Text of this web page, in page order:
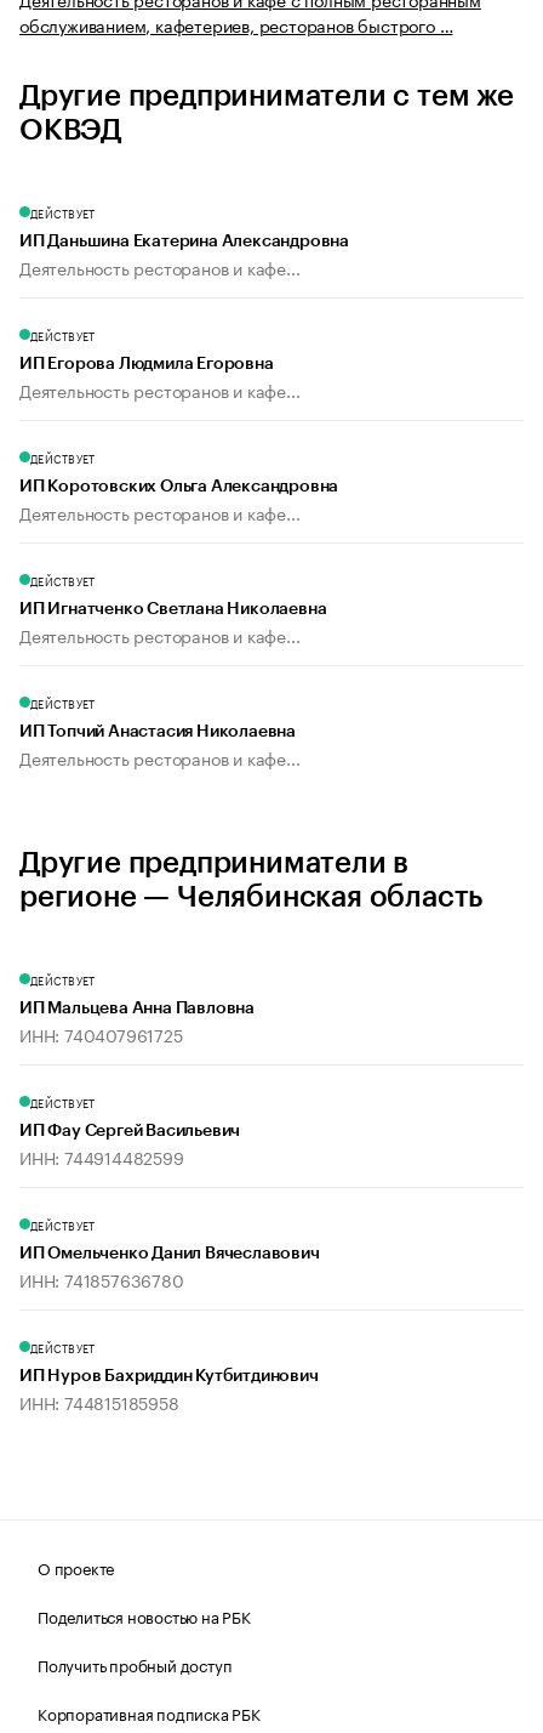
обслуживанием, кафетериев, ресторанов быстрого …
Другие предприниматели с тем же
ОКВЭД
ДЕЙСТВУЕТ
ИП Даньшина Екатерина Александровна
Деятельность ресторанов и кафе...
ДЕЙСТВУЕТ
ИП Егорова Людмила Егоровна
Деятельность ресторанов и кафе...
ДЕЙСТВУЕТ
ИП Коротовских Ольга Александровна
Деятельность ресторанов и кафе...
ДЕЙСТВУЕТ
ИП Игнатченко Светлана Николаевна
Деятельность ресторанов и кафе...
ДЕЙСТВУЕТ
ИП Топчий Анастасия Николаевна
Деятельность ресторанов и кафе...
Другие предприниматели в
регионе — Челябинская область
ДЕЙСТВУЕТ
ИП Мальцева Анна Павловна
ИНН: 740407961725
ДЕЙСТВУЕТ
ИП Фау Сергей Васильевич
ИНН: 744914482599
ДЕЙСТВУЕТ
ИП Омельченко Данил Вячеславович
ИНН: 741857636780
ДЕЙСТВУЕТ
ИП Нуров Бахриддин Кутбитдинович
ИНН: 744815185958
О проекте
Поделиться новостью на РБК
Получить пробный доступ
Корпоративная подписка РБК